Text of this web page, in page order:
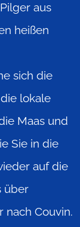
aus
heißen
sich die
lokale
Maas und
Sie in die
auf die
über
nach Couvin.